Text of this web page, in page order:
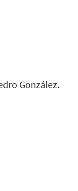
González.